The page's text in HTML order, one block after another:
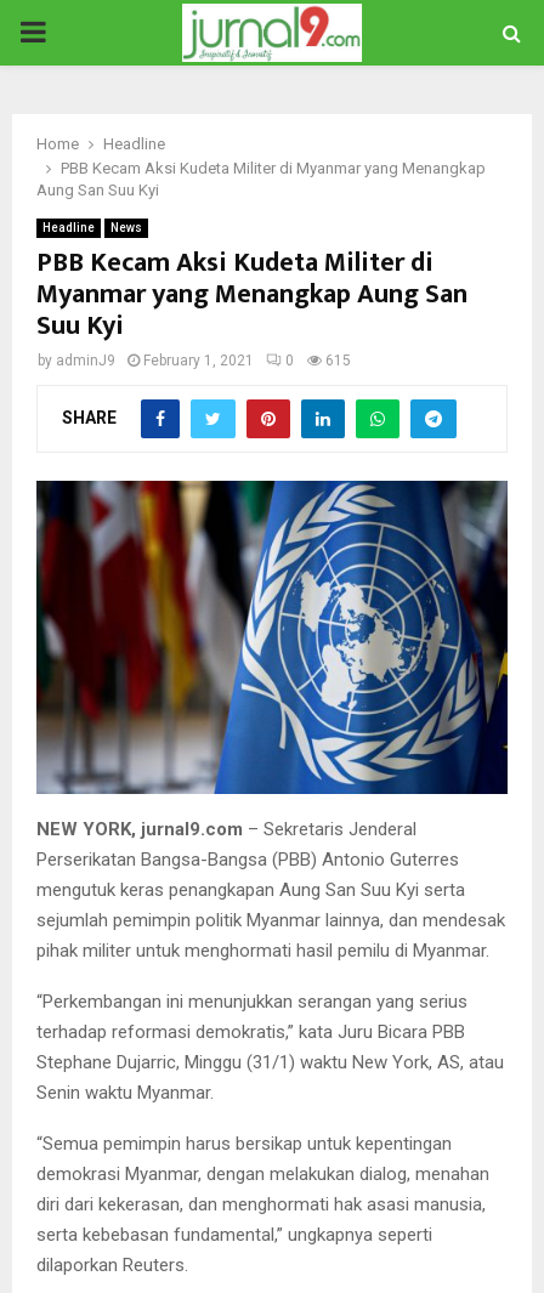
PRIMARY
Home
Headline
PBB Kecam Aksi Kudeta Militer di Myanmar yang Menangkap
Aung San Suu Kyi
Headline News
PBB Kecam Aksi Kudeta Militer di
Myanmar yang Menangkap Aung San
Suu Kyi
by adminJ9 February 1, 2021 0 615
SHARE
NEW YORK, jurnal9.com – Sekretaris Jenderal
Perserikatan Bangsa-Bangsa (PBB) Antonio Guterres
mengutuk keras penangkapan Aung San Suu Kyi serta
sejumlah pemimpin politik Myanmar lainnya, dan mendesak
pihak militer untuk menghormati hasil pemilu di Myanmar.
“Perkembangan ini menunjukkan serangan yang serius
terhadap reformasi demokratis,” kata Juru Bicara PBB
Stephane Dujarric, Minggu (31/1) waktu New York, AS, atau
Senin waktu Myanmar.
“Semua pemimpin harus bersikap untuk kepentingan
demokrasi Myanmar, dengan melakukan dialog, menahan
diri dari kekerasan, dan menghormati hak asasi manusia,
serta kebebasan fundamental,” ungkapnya seperti
dilaporkan Reuters.